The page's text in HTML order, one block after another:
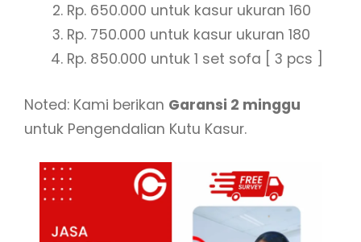
Rp. 650.000 untuk kasur ukuran 160
Rp. 750.000 untuk kasur ukuran 180
Rp. 850.000 untuk 1 set sofa [ 3 pcs ]
Noted: Kami berikan Garansi 2 minggu
untuk Pengendalian Kutu Kasur.